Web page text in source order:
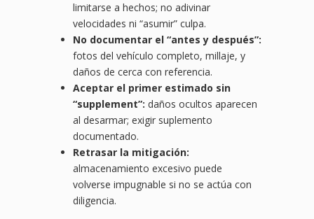
limitarse a hechos; no adivinar
velocidades ni “asumir” culpa.
No documentar el “antes y después”:
fotos del vehículo completo, millaje, y
daños de cerca con referencia.
Aceptar el primer estimado sin
“supplement”: daños ocultos aparecen
al desarmar; exigir suplemento
documentado.
Retrasar la mitigación:
almacenamiento excesivo puede
volverse impugnable si no se actúa con
diligencia.